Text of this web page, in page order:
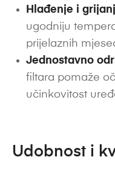
Hlađenje i
ugodniju
prijelaznih
Jednostavno
filtara pomaže
učinkovitost
Udobnost i